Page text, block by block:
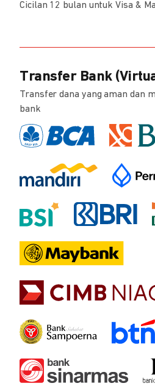
Cicilan 12 bulan untuk Visa &
Transfer Bank
Transfer dana yang aman dan
bank